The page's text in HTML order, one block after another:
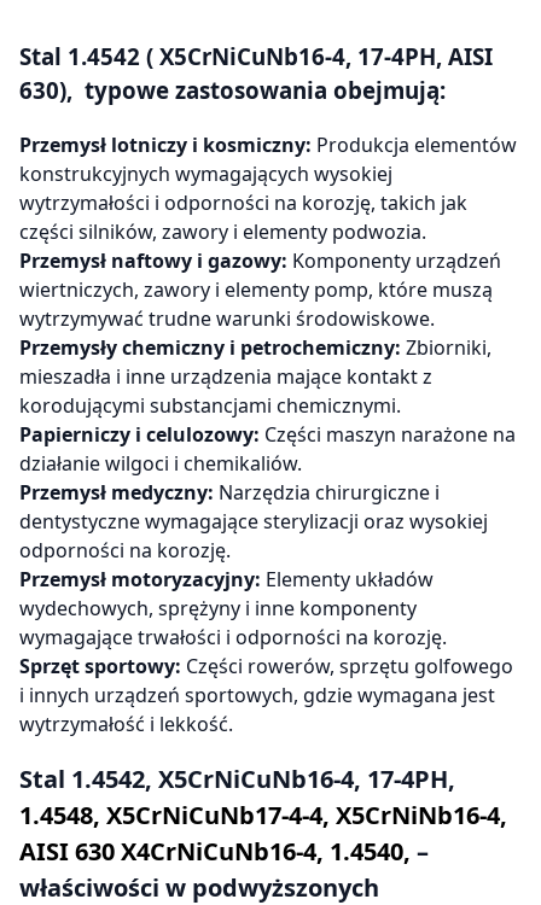
Stal 1.4542 ( X5CrNiCuNb16-4, 17-4PH, AISI
630), typowe zastosowania obejmują:
Przemysł lotniczy i kosmiczny: Produkcja elementów
konstrukcyjnych wymagających wysokiej
wytrzymałości i odporności na korozję, takich jak
części silników, zawory i elementy podwozia.
Przemysł naftowy i gazowy: Komponenty urządzeń
wiertniczych, zawory i elementy pomp, które muszą
wytrzymywać trudne warunki środowiskowe.
Przemysły chemiczny i petrochemiczny: Zbiorniki,
mieszadła i inne urządzenia mające kontakt z
korodującymi substancjami chemicznymi.
Papierniczy i celulozowy: Części maszyn narażone na
działanie wilgoci i chemikaliów.
Przemysł medyczny: Narzędzia chirurgiczne i
dentystyczne wymagające sterylizacji oraz wysokiej
odporności na korozję.
Przemysł motoryzacyjny: Elementy układów
wydechowych, sprężyny i inne komponenty
wymagające trwałości i odporności na korozję.
Sprzęt sportowy: Części rowerów, sprzętu golfowego
i innych urządzeń sportowych, gdzie wymagana jest
wytrzymałość i lekkość.
Stal 1.4542, X5CrNiCuNb16-4, 17-4PH,
1.4548, X5CrNiCuNb17-4-4, X5CrNiNb16-4,
AISI 630 X4CrNiCuNb16-4, 1.4540, –
właściwości w podwyższonych